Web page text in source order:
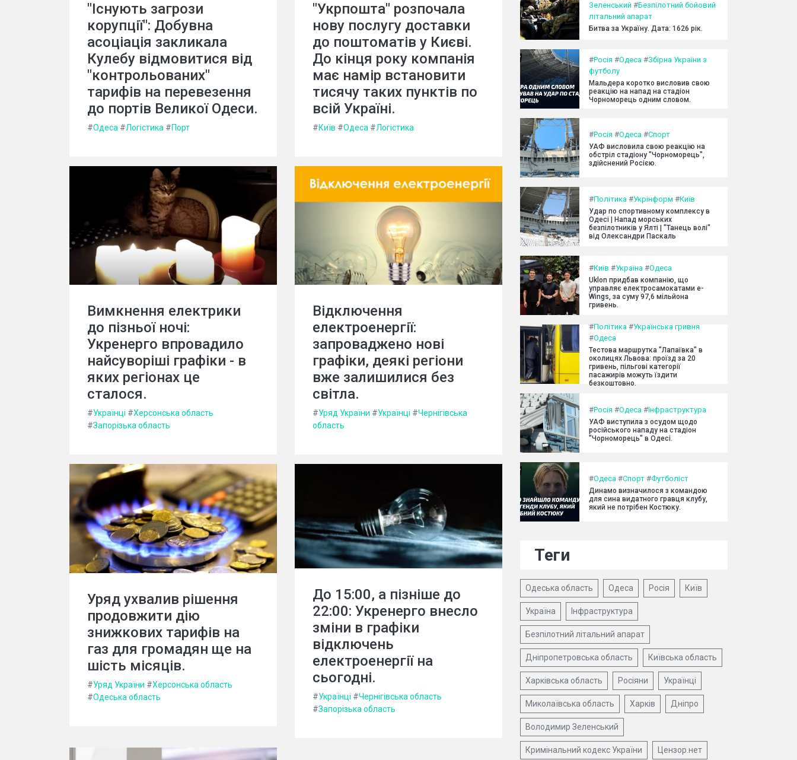
"Існують загрози
корупції": Добувна
асоціація закликала
Кулебу відмовитися від
"контрольованих"
тарифів на перевезення
до портів Великої Одеси.
#Одеса #Логістика #Порт
"Укрпошта" розпочала
нову послугу доставки
до поштоматів у Києві.
До кінця року компанія
має намір встановити
тисячу таких пунктів по
всій Україні.
#Київ #Одеса #Логістика
Вимкнення електрики
до пізньої ночі:
Укренерго впровадило
найсуворіші графіки - в
яких регіонах це
сталося.
#Українці #Херсонська область
#Запорізька область
Відключення
електроенергії:
запроваджено нові
графіки, деякі регіони
вже залишилися без
світла.
#Уряд України #Українці #Чернігівська
область
Уряд ухвалив рішення
продовжити дію
знижкових тарифів на
газ для громадян ще на
шість місяців.
#Уряд України #Херсонська область
#Одеська область
До 15:00, а пізніше до
22:00: Укренерго внесло
зміни в графіки
відключень
електроенергії на
сьогодні.
#Українці #Чернігівська область
#Запорізька область
Зеленський #Безпілотний бойовий
літальний апарат
Битва за Україну. Дата: 1626 рік.
#Росія #Одеса #Збірна України з
футболу
Мальдера коротко висловив свою
реакцію на напад на стадіон
Чорноморець одним словом.
#Росія #Одеса #Спорт
УАФ висловила свою реакцію на
обстріл стадіону "Чорноморець",
здійснений Росією.
#Політика #Укрінформ #Київ
Удар по спортивному комплексу в
Одесі | Напад морських
безпілотників у Ялті | "Танець волі"
від Олександри Паскаль
#Київ #Україна #Одеса
Uklon придбав компанію, що
управляє електросамокатами e-
Wings, за суму 97,6 мільйона
гривень.
#Політика #Українська гривня
#Одеса
Тестова маршрутка "Лапаївка" в
околицях Львова: проїзд за 20
гривень, пільгові категорії
пасажирів можуть їздити
безкоштовно.
#Росія #Одеса #Інфраструктура
УАФ виступила з осудом щодо
російського нападу на стадіон
"Чорноморець" в Одесі.
#Одеса #Спорт #Футболіст
Динамо визначилося з командою
для сина видатного гравця клубу,
який не потрібен Костюку.
Теги
Одеська область Одеса Росія Київ
Україна Інфраструктура
Безпілотний літальний апарат
Дніпропетровська область Київська область
Харківська область Росіяни Українці
Миколаївська область Харків Дніпро
Володимир Зеленський
Кримінальний кодекс України Цензор.нет